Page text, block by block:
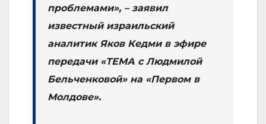
проблемами», – заявил
известный израильский
аналитик Яков Кедми в эфире
передачи «ТЕМА с Людмилой
Бельченковой» на «Первом в
Молдове».